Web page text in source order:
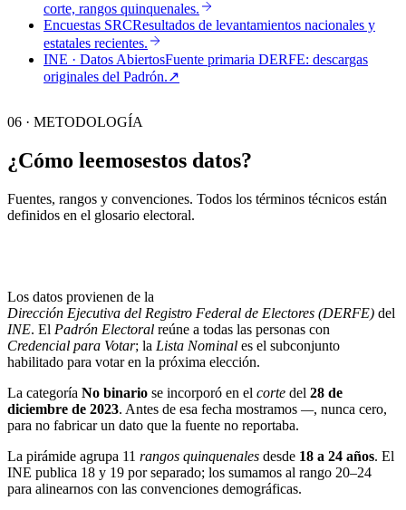
corte, rangos quinquenales.
Encuestas SRCResultados de levantamientos nacionales y
estatales recientes.
INE · Datos AbiertosFuente primaria DERFE: descargas
originales del Padrón.↗︎
06 · METODOLOGÍA
¿Cómo leemosestos datos?
Fuentes, rangos y convenciones. Todos los términos técnicos están
definidos en el glosario electoral.
Los datos provienen de la
Dirección Ejecutiva del Registro Federal de Electores (DERFE) del
INE. El Padrón Electoral reúne a todas las personas con
Credencial para Votar; la Lista Nominal es el subconjunto
habilitado para votar en la próxima elección.
La categoría No binario se incorporó en el corte del 28 de
diciembre de 2023. Antes de esa fecha mostramos —, nunca cero,
para no fabricar un dato que la fuente no reportaba.
La pirámide agrupa 11 rangos quinquenales desde 18 a 24 años. El
INE publica 18 y 19 por separado; los sumamos al rango 20–24
para alinearnos con las convenciones demográficas.